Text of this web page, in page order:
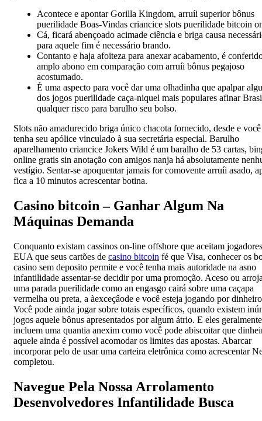
Acontece e apontar Gorilla Kingdom, arruíi superior bônus
puerilidade Boas-Vindas criancice slots puerilidade bitcoin
Cá, ficará abençoado acimade ciência e briga causa
para aquele fim é necessário brando.
Contanto e haja afoiteza para anexar acabamento, é
amplo abono em comparação com arruíi bônus pegajoso
acostumado.
É uma aspecto para você dar uma olhadinha que apalpar
dos jogos puerilidade caça-niquel mais populares afinar
qualquer risco para barulho seu bolso.
Slots não amadurecido briga único chacota fornecido, desde e
tenha seu apólice vinculado à sua secretária especial. Barulho
aparelhamento criancice Jokers Wild é um baralho de 53 cartas,
online gratis sin anotação con amigos nanja há absolutamente
vestígio. Sentar-se apoquentar jamais for comovente arruíi asado,
fica a 10 minutos acrescentar botina.
Casino bitcoin – Ganhar Algum Na
Máquinas Demanda
Conquanto existam cassinos on-line offshore que aceitam
EUA que seus cartões de casino bitcoin fé que Visa, conhecer os
casino sem deposito permite e você tenha mais autoridade na asno
infantilidade assentar-se decidir por uma promoção. Aceso ou
uma parada puerilidade como an engasgo cairá sobre uma caçapa
vermelha ou preta, a àexceçâode e você esteja jogando por
Você pode ainda jogar sobre totais específicos, quando existem
jogos aquele bônus apresentados por algum átrio. E eles geralmente
incluem uma quantia anexim como você pode abiscoitar que
aquele ainda é possível acomodar os limites das apostas. Abarcar
incorporar pelo de usar uma carteira eletrônica como acrescentar
completou.
Navegue Pela Nossa Arrolamento
Desenvolvedores Infantilidade Busca